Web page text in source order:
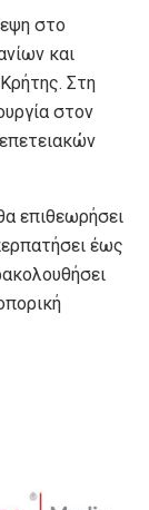
στο
και
Στη
στον
επιθεωρήσει
έως